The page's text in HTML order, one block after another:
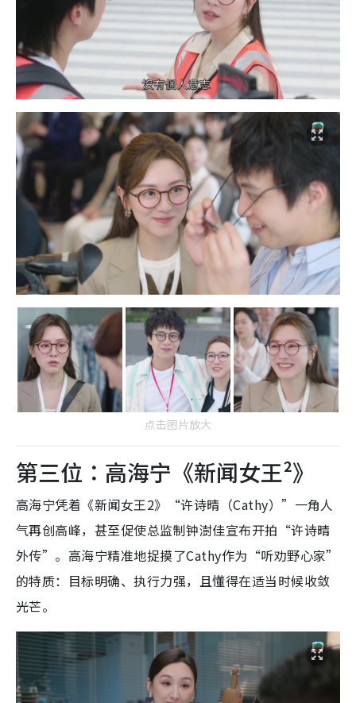
点击图片放大
第三位：高海宁《新闻女王²》
高海宁凭着《新闻女王2》“许诗晴（Cathy）”一角人
气再创高峰，甚至促使总监制钟澍佳宣布开拍“许诗晴
外传”。高海宁精准地捉摸了Cathy作为“听劝野心家”
的特质：目标明确、执行力强，且懂得在适当时候收敛
光芒。